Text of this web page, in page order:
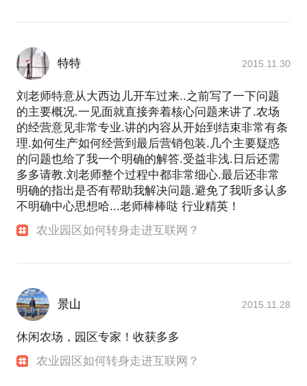
特特 2015.11.30
刘老师特意从大西边儿开车过来..之前写了一下问题
的主要概况.一见面就直接奔着核心问题来讲了.农场
的经营意见非常专业.讲的内容从开始到结束非常有条
理.如何生产如何经营到最后营销包装.几个主要疑惑
的问题也给了我一个明确的解答.受益非浅.日后还需
多多请教.刘老师整个过程中都非常细心.最后还非常
明确的指出是否有帮助我解决问题.避免了我听多认多
不明确中心思想哈...老师棒棒哒 行业精英！
农业园区如何转身走进互联网？
景山 2015.11.28
休闲农场，园区专家！收获多多
农业园区如何转身走进互联网？